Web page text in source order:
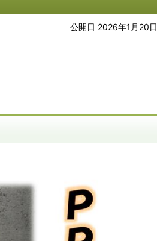
公開日 2026年1月20日